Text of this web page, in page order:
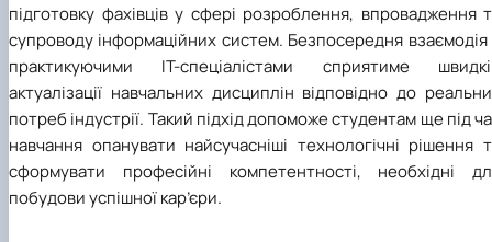
підготовку фахівців у сфері розроблення, впровадження
супроводу інформаційних систем. Безпосередня взаємодія
практикуючими ІТ-спеціалістами сприятиме
актуалізації навчальних дисциплін відповідно до
потреб індустрії. Такий підхід допоможе студентам ще під
навчання опанувати найсучасніші технологічні рішення
сформувати професійні компетентності, необхідні
побудови успішної кар’єри.